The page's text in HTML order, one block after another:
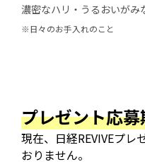
濃密なハリ・うるおいがみ
※日々のお手入れのこと
プレゼント応
現在、日経REVIVEプレ
おりません。